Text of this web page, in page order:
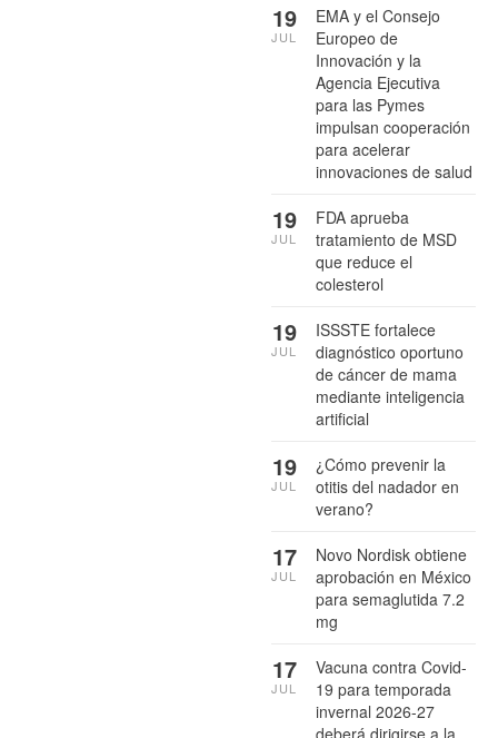
EMA y el Consejo
Europeo de
Innovación y la
Agencia Ejecutiva
para las Pymes
impulsan cooperación
para acelerar
innovaciones de salud
19
JUL
FDA aprueba
tratamiento de MSD
que reduce el
colesterol
19
JUL
ISSSTE fortalece
diagnóstico oportuno
de cáncer de mama
mediante inteligencia
artificial
19
JUL
¿Cómo prevenir la
otitis del nadador en
verano?
19
JUL
Novo Nordisk obtiene
aprobación en México
para semaglutida 7.2
mg
17
JUL
Vacuna contra Covid-
19 para temporada
invernal 2026-27
17
JUL